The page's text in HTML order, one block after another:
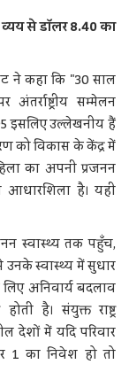
व्यय से डॉलर 8.40 का
ने कहा कि "30 साल
सम्मेलन
इसलिए उल्लेखनीय हैं
को विकास के केंद्र में
का अपनी प्रजनन
आधारशिला है। यही
स्वास्थ्य तक पहुँच,
स्वास्थ्य में सुधार
अनिवार्य बदलाव
है। संयुक्त राष्ट्र
देशों में यदि परिवार
1 का निवेश हो तो